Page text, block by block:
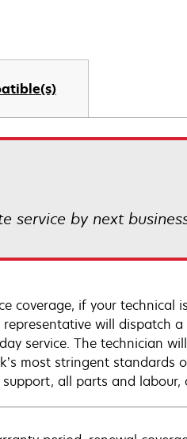
service by next
coverage, if your technical
representative will dispatch
service. The technician
most stringent
all parts and labour,